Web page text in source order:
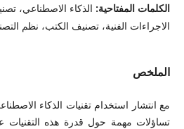
الكلمات المفتاحية: الذكاء الاصطناعي،
الاجراءات الفنية، تصنيف الكتب، نظم
الملخص
مع انتشار استخدام تقنيات الذكاء
تساؤلات مهمة حول قدرة هذه التقنيات